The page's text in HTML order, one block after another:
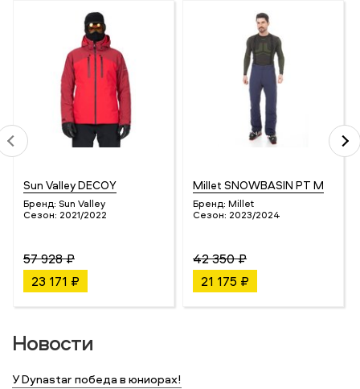
Sun Valley DECOY
Бренд: Sun Valley
Сезон: 2021/2022
57 928 ₽
23 171 ₽
Millet SNOWBASIN PT M
Бренд: Millet
Сезон: 2023/2024
42 350 ₽
21 175 ₽
Новости
У Dynastar победа в юниорах!